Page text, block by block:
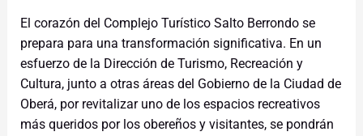
El corazón del Complejo Turístico Salto Berrondo se
prepara para una transformación significativa. En un
esfuerzo de la Dirección de Turismo, Recreación y
Cultura, junto a otras áreas del Gobierno de la Ciudad de
Oberá, por revitalizar uno de los espacios recreativos
más queridos por los obereños y visitantes, se pondrán